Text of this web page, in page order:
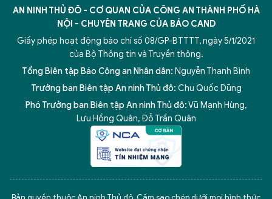
AN NINH THỦ ĐÔ - CƠ QUAN CỦA CÔNG AN THÀNH PHỐ HÀ
NỘI - CHUYÊN TRANG CỦA BÁO CAND
Giấy phép hoạt động báo chí số 08/GP-BTTTT, ngày 5/1/2021
của Bộ Thông tin và Truyền thông.
Tổng Biên tập Báo Công an Nhân dân: Nguyễn Thanh Bình
Trưởng ban Biên tập An ninh Thủ đô: Chu Quốc Dũng
Phó Trưởng ban Biên tập An ninh Thủ đô:Vũ Mạnh Hùng,
Lưu Hồng Quân, Đỗ Trần Quân
5 điểm nghẽn của Hà Nội giải pháp xử lý điểm nghẽn của